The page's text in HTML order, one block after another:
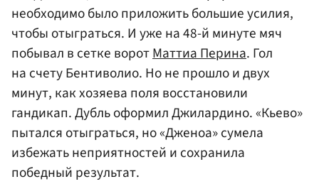
необходимо было приложить большие усилия,
чтобы отыграться. И уже на 48-й минуте мяч
побывал в сетке воротМаттиа Перина. Гол
на счету Бентиволио. Но не прошло и двух
минут, как хозяева поля восстановили
гандикап. Дубль оформил Джилардино. «Кьево»
пытался отыграться, но «Дженоа» сумела
избежать неприятностей и сохранила
победный результат.